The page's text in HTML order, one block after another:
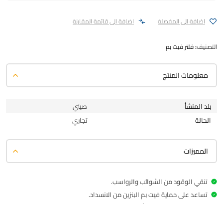
اضافة الى المفضلة اضافة الى قائمة المقارنة
التصنيف:فلتر فيت بم
معلومات المنتج
بلد المنشأ
صيني
الحالة
تجاري
المميزات
تنقي الوقود من الشوائب والرواسب.
تساعد على حماية فيت بم البنزين من الانسداد.